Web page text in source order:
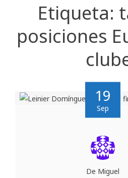
Etiqueta:
posiciones
19
Sep
De Miguel